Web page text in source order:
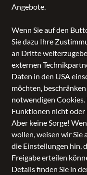
Angebote.
Wenn Sie auf den
Sie dazu Ihre
an Dritte
externen
Daten in den USA
möchten,
notwendigen
Funktionen nicht
Aber keine Sorge!
wollen, weisen wir Sie
die Einstellungen hin,
Freigabe erteilen
Details finden Sie in
ALLE FILTER
SALE Marken
835 Produkte